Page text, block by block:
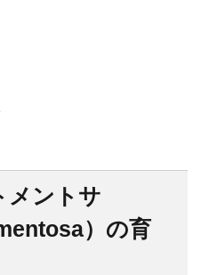
メントサ
）の育